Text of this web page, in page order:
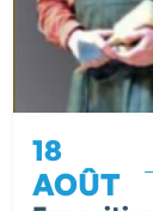
18
AOÛT